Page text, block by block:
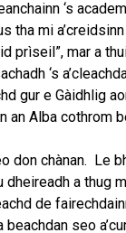
‘s
tha mi
prìseil”, mar a
‘s
gur e Gàidhlig
Alba cothrom
don chànan. Le
a thug
de
seo